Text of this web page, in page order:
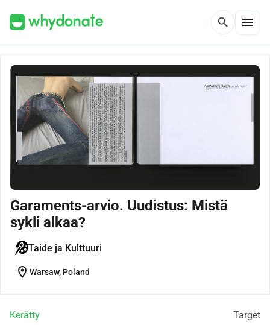
search menu
Garaments-arvio. Uudistus: Mistä
sykli alkaa?
Taide ja Kulttuuri
location_on Warsaw, Poland
Kerätty Target